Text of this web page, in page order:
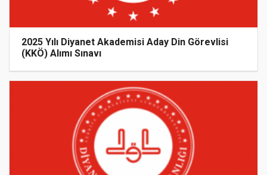
2025 Yılı Diyanet Akademisi Aday Din Görevlisi
(KKÖ) Alımı Sınavı